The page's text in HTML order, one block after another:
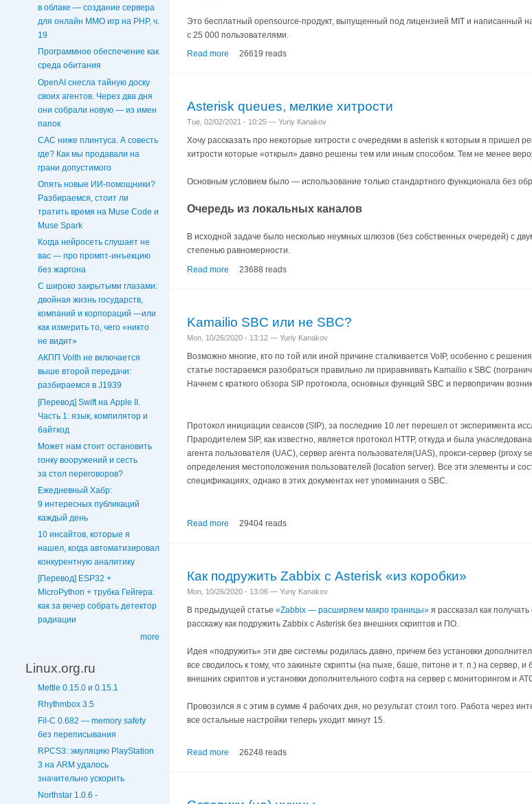
в облаке — создание сервера
для онлайн ММО игр на PHP, ч.
19
Программное обеспечение как
среда обитания
OpenAI снесла тайную доску
своих агентов. Через два дня
они собрали новую — из имен
папок
CAC ниже плинтуса. А совесть
где? Как мы продавали на
грани допустимого
Опять новые ИИ-помощники?
Разбираемся, стоит ли
тратить время на Muse Code и
Muse Spark
Когда нейросеть слушает не
вас — про промпт-инъекцию
без жаргона
С широко закрытыми глазами:
двойная жизнь государств,
компаний и корпораций —или
как измерить то, чего «никто
не видит»
АКПП Voith не включается
выше второй передачи:
разбираемся в J1939
[Перевод] Swift на Apple II.
Часть 1: язык, компилятор и
байткод
Может нам стоит остановить
гонку вооружений и сесть
за стол переговоров?
Ежедневный Хабр:
9 интересных публикаций
каждый день
10 инсайтов, которые я
нашел, когда автоматизировал
конкурентную аналитику
[Перевод] ESP32 +
MicroPython + трубка Гейгера:
как за вечер собрать детектор
радиации
more
Linux.org.ru
Mettle 0.15.0 и 0.15.1
Rhythmbox 3.5
Fil-C 0.682 — memory safety
без переписывания
RPCS3: эмуляцию PlayStation
3 на ARM удалось
значительно ускорить
Northstar 1.0.6 -
Это бесплатный opensource-продукт, выпущенный под лицензией MIT и написанный
с 25 000 пользователями.
Read more
26619 reads
Asterisk queues, мелкие хитрости
Tue, 02/02/2021 - 10:25 — Yuriy Kanakov
Хочу рассказать про некоторые хитрости с очередями в asterisk к которым я пришел
хитрости которые «открыл» давно решены тем или иным способом. Тем не менее
Основным условием было — использование только стандартного функционала без
Очередь из локальных каналов
В исходной задаче было несколько неумных шлюзов (без собственных очередей) с
степенью равномерности.
Read more
23688 reads
Kamailio SBC или не SBC?
Mon, 10/26/2020 - 13:12 — Yuriy Kanakov
Возможно многие, кто по той или иной причине сталкивается VoIP, особенно с
статье постараемся разобраться правильно ли приравнивать Kamailio к SBC
Начнем с краткого обзора SIP протокола, основных функций SBC и первопричин
Протокол инициации сеансов (SIP), за последние 10 лет перешел от эксперимента
Прародителем SIP, как известно, является протокол HTTP, откуда и была
агента пользователя (UAC), сервер агента пользователя(UAS), прокси-сервер
определения местоположения пользователей (location server). Все эти элементы и
спецификациях, однако в этих документах нет упоминания о SBC.
Read more 29404 reads
Как подружить Zabbix с Asterisk «из коробки»
Mon, 10/26/2020 - 13:06 — Yuriy Kanakov
В предыдущей статье «Zabbix — расширяем макро границы» я рассказал как
расскажу как подружить Zabbix с Asterisk без внешних скриптов и ПО.
Идея «подружить» эти две системы родилась давно, причем без установки
все сводилось к тому, что закиньте скрипты (на пыхе, баше, питоне и т. п.) на сервер,
внешних скриптов и установки дополнительного софта на сервер с мониторингом и
Провозился я с этим в сумме 4 рабочих дня, но результат стоил того. Работа через
все остальные настройки теперь уходит минут 15.
Read more 26248 reads